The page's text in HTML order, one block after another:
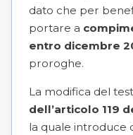
dato che per
portare a
entro dicembre
proroghe.
La modifica del
dell’articolo 119
la quale introduce